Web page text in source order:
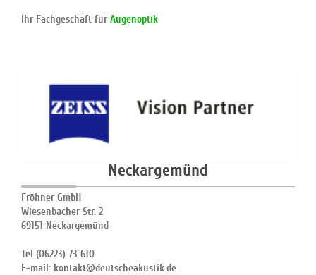
Ihr Fachgeschäft fürAugenoptik
Neckargemünd
Fröhner GmbH
Wiesenbacher Str. 2
69151 Neckargemünd
Tel (06223) 73 610
E-mail: kontakt@deutscheakustik.de